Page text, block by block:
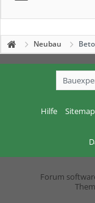
Neubau
Hilfe Sitemap
Forum